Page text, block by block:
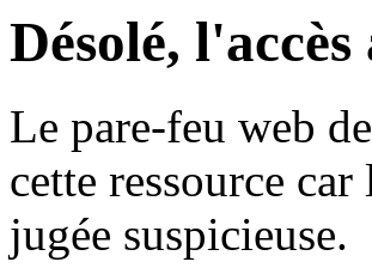
Désolé,
Le pare-feu web
cette ressource
jugée suspicieuse.